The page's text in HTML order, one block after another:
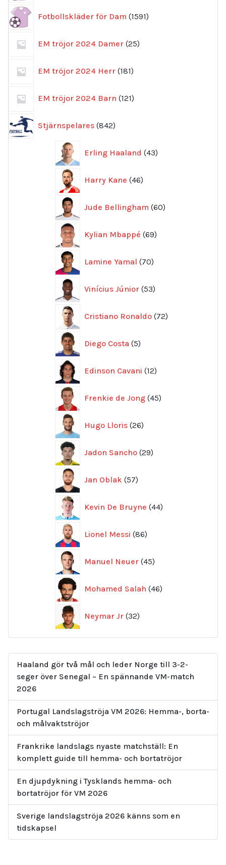
Fotbollskläder för Dam 1591
produkter
EM tröjor 2024 Damer 25
produkter
EM tröjor 2024 Herr 181
produkter
EM tröjor 2024 Barn 121
produkter
Stjärnspelares 842
produkter
Erling Haaland 43
produkter
Harry Kane 46
produkter
Jude Bellingham 60
produkter
Kylian Mbappé 69
produkter
Lamine Yamal 70
produkter
Vinícius Júnior 53
produkter
Cristiano Ronaldo 72
produkter
Diego Costa 5
produkter
Edinson Cavani 12
produkter
Frenkie de Jong 45
produkter
Hugo Lloris 26
produkter
Jadon Sancho 29
produkter
Jan Oblak 57
produkter
Kevin De Bruyne 44
produkter
Lionel Messi 86
produkter
Manuel Neuer 45
produkter
Mohamed Salah 46
produkter
Neymar Jr 32
produkter
Haaland gör två mål och leder Norge till 3-2-
seger över Senegal – En spännande VM-match
2026
Portugal Landslagströja VM 2026: Hemma-, borta-
och målvaktströjor
Frankrike landslags nyaste matchställ: En
komplett guide till hemma- och bortatröjor
En djupdykning i Tysklands hemma- och
bortatröjor för VM 2026
Sverige landslagströja 2026 känns som en
tidskapsel